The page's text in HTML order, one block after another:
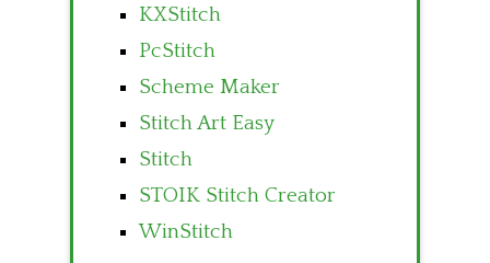
KXStitch
PcStitch
Scheme Maker
Stitch Art Easy
Stitch
STOIK Stitch Creator
WinStitch